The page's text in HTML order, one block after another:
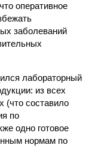
оперативное
заболеваний
лабораторный
из всех
(что составило
по
одно готовое
нормам по